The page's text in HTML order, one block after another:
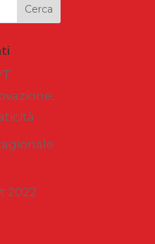
2022